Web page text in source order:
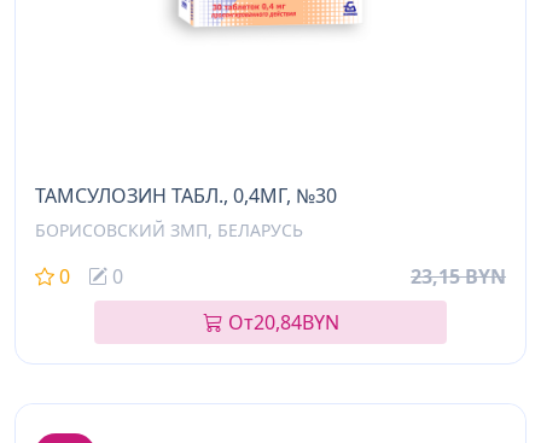
ТАМСУЛОЗИН ТАБЛ., 0,4МГ, №30
БОРИСОВСКИЙ ЗМП, БЕЛАРУСЬ
0 0
23,15 BYN
От20,84BYN